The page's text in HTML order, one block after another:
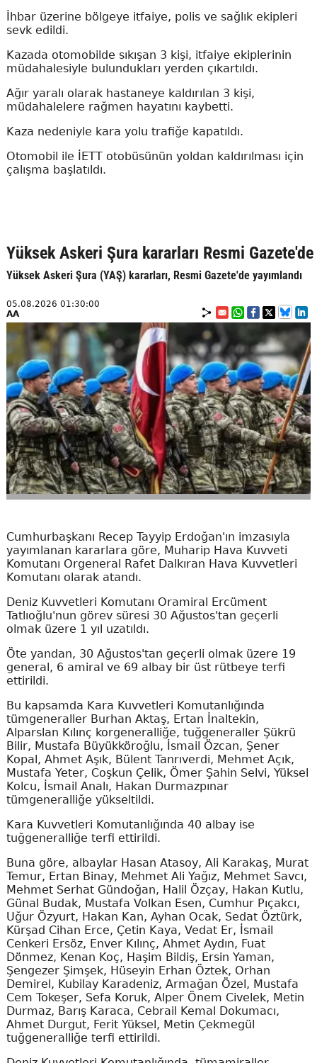
İhbar üzerine bölgeye itfaiye, polis ve sağlık ekipleri
sevk edildi.
Kazada otomobilde sıkışan 3 kişi, itfaiye ekiplerinin
müdahalesiyle bulundukları yerden çıkartıldı.
Ağır yaralı olarak hastaneye kaldırılan 3 kişi,
müdahalelere rağmen hayatını kaybetti.
Kaza nedeniyle kara yolu trafiğe kapatıldı.
Otomobil ile İETT otobüsünün yoldan kaldırılması için
çalışma başlatıldı.
Yüksek Askeri Şura kararları Resmi Gazete'de
Yüksek Askeri Şura (YAŞ) kararları, Resmi Gazete'de yayımlandı
05.08.2026 01:30:00
AA
Cumhurbaşkanı Recep Tayyip Erdoğan'ın imzasıyla
yayımlanan kararlara göre, Muharip Hava Kuvveti
Komutanı Orgeneral Rafet Dalkıran Hava Kuvvetleri
Komutanı olarak atandı.
Deniz Kuvvetleri Komutanı Oramiral Ercüment
Tatlıoğlu'nun görev süresi 30 Ağustos'tan geçerli
olmak üzere 1 yıl uzatıldı.
Öte yandan, 30 Ağustos'tan geçerli olmak üzere 19
general, 6 amiral ve 69 albay bir üst rütbeye terfi
ettirildi.
Bu kapsamda Kara Kuvvetleri Komutanlığında
tümgeneraller Burhan Aktaş, Ertan İnaltekin,
Alparslan Kılınç korgeneralliğe, tuğgeneraller Şükrü
Bilir, Mustafa Büyükköroğlu, İsmail Özcan, Şener
Kopal, Ahmet Aşık, Bülent Tanrıverdi, Mehmet Açık,
Mustafa Yeter, Coşkun Çelik, Ömer Şahin Selvi, Yüksel
Kolcu, İsmail Analı, Hakan Durmazpınar
tümgeneralliğe yükseltildi.
Kara Kuvvetleri Komutanlığında 40 albay ise
tuğgeneralliğe terfi ettirildi.
Buna göre, albaylar Hasan Atasoy, Ali Karakaş, Murat
Temur, Ertan Binay, Mehmet Ali Yağız, Mehmet Savcı,
Mehmet Serhat Gündoğan, Halil Özçay, Hakan Kutlu,
Günal Budak, Mustafa Volkan Esen, Cumhur Pıçakcı,
Uğur Özyurt, Hakan Kan, Ayhan Ocak, Sedat Öztürk,
Kürşad Cihan Erce, Çetin Kaya, Vedat Er, İsmail
Cenkeri Ersöz, Enver Kılınç, Ahmet Aydın, Fuat
Dönmez, Kenan Koç, Haşim Bildiş, Ersin Yaman,
Şengezer Şimşek, Hüseyin Erhan Öztek, Orhan
Demirel, Kubilay Karadeniz, Armağan Özel, Mustafa
Cem Tokeşer, Sefa Koruk, Alper Önem Civelek, Metin
Durmaz, Barış Karaca, Cebrail Kemal Dokumacı,
Ahmet Durgut, Ferit Yüksel, Metin Çekmegül
tuğgeneralliğe terfi ettirildi.